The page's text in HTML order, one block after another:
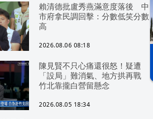
漢光42演習 台股投資熱
賴清德批盧秀燕滿意度落後 中
市府拿民調回擊：分數低笑分數
高
2026.08.06 08:18
陳見賢不只心痛還很怒！疑遭
「設局」難消氣、地方拱再戰
竹北靠攏白營留懸念
2026.08.05 18:34